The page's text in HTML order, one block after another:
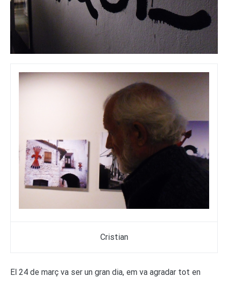
Cristian
El 24 de març va ser un gran dia, em va agradar tot en